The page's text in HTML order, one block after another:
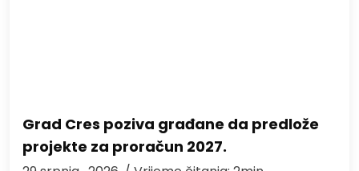
Grad Cres poziva građane da predlože
projekte za proračun 2027.